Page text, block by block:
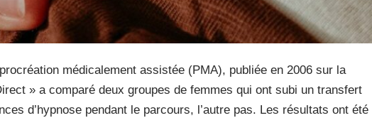
médicalement assistée (PMA), publiée en 2006 sur la
» a comparé deux groupes de femmes qui ont subi un transfert
d’hypnose pendant le parcours, l’autre pas. Les résultats ont été